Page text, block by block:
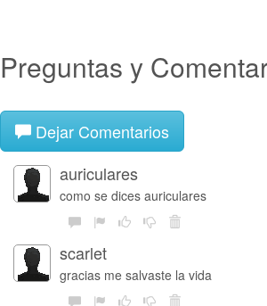
Preguntas y
Dejar Comentarios
auriculares
como se dices auriculares
scarlet
gracias me salvaste la vida